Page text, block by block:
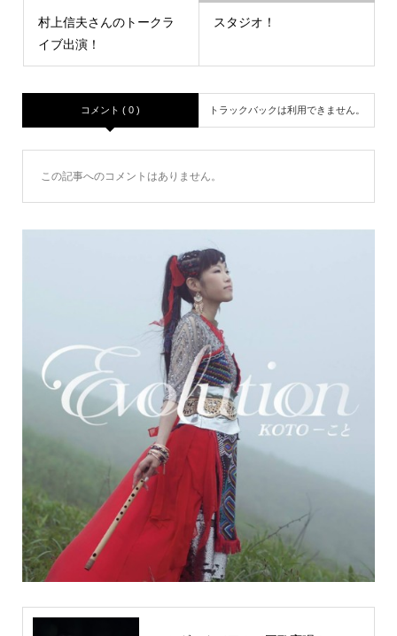
村上信夫さんのトークラ
イブ出演！
スタジオ！
コメント ( 0 ) トラックバックは利用できません。
この記事へのコメントはありません。